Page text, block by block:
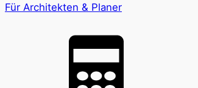
Für Architekten & Planer